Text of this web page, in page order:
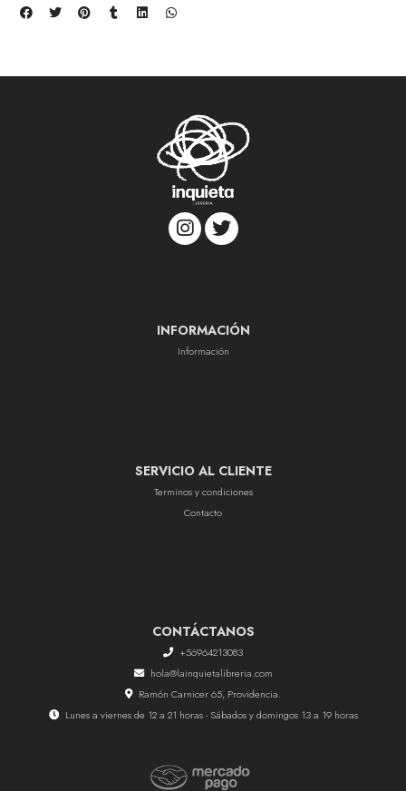
INFORMACIÓN
Información
SERVICIO AL CLIENTE
Terminos y condiciones
Contacto
CONTÁCTANOS
+56964213083
hola@lainquietalibreria.com
Ramón Carnicer 65, Providencia.
Lunes a viernes de 12 a 21 horas - Sábados y domingos 13 a 19 horas